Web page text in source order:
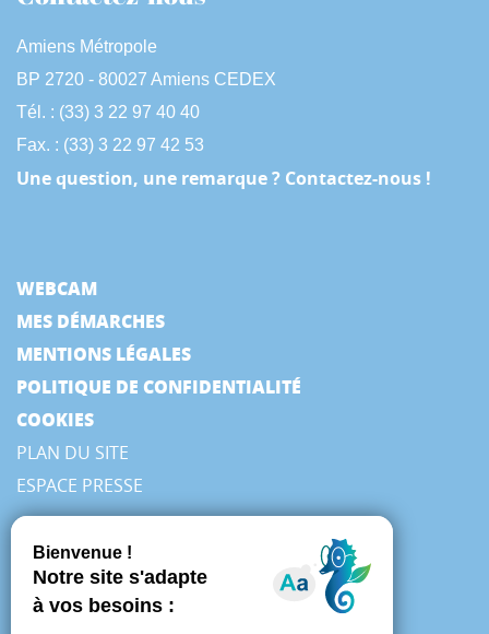
Amiens Métropole
BP 2720 - 80027 Amiens CEDEX
Tél. : (33) 3 22 97 40 40
Fax. : (33) 3 22 97 42 53
Une question, une remarque ? Contactez-nous !
WEBCAM
MES DÉMARCHES
MENTIONS LÉGALES
POLITIQUE DE CONFIDENTIALITÉ
COOKIES
PLAN DU SITE
ESPACE PRESSE